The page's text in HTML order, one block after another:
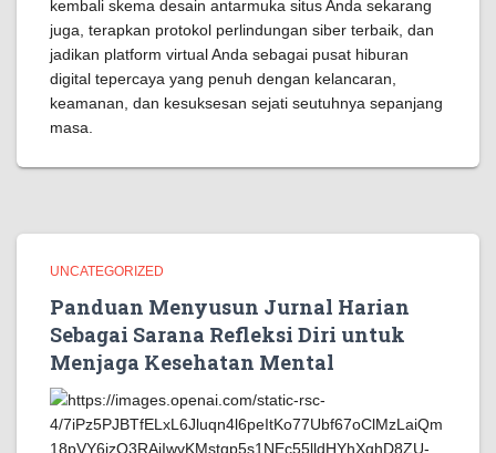
kembali skema desain antarmuka situs Anda sekarang
juga, terapkan protokol perlindungan siber terbaik, dan
jadikan platform virtual Anda sebagai pusat hiburan
digital tepercaya yang penuh dengan kelancaran,
keamanan, dan kesuksesan sejati seutuhnya sepanjang
masa.
UNCATEGORIZED
Panduan Menyusun Jurnal Harian
Sebagai Sarana Refleksi Diri untuk
Menjaga Kesehatan Mental